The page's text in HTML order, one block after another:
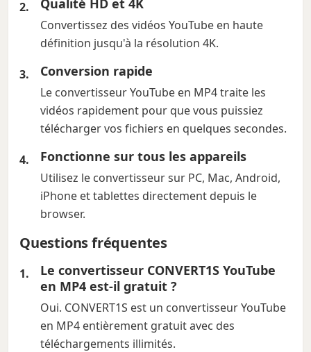
Qualité HD et 4K
Convertissez des vidéos YouTube en haute
définition jusqu'à la résolution 4K.
Conversion rapide
Le convertisseur YouTube en MP4 traite les
vidéos rapidement pour que vous puissiez
télécharger vos fichiers en quelques secondes.
Fonctionne sur tous les appareils
Utilisez le convertisseur sur PC, Mac, Android,
iPhone et tablettes directement depuis le
browser.
Questions fréquentes
Le convertisseur CONVERT1S YouTube
en MP4 est-il gratuit ?
Oui. CONVERT1S est un convertisseur YouTube
en MP4 entièrement gratuit avec des
téléchargements illimités.